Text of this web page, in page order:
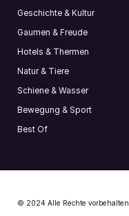
Geschichte & Kultur
Gaumen & Freude
Hotels & Thermen
Natur & Tiere
Schiene & Wasser
Bewegung & Sport
Best Of
© 2024 Alle Rechte vorbehalten.